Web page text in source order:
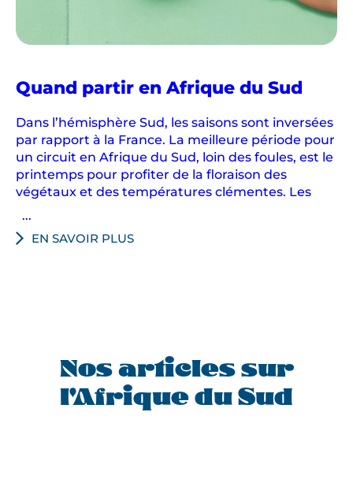
Quand partir en Afrique du Sud
Dans l’hémisphère Sud, les saisons sont inversées
par rapport à la France. La meilleure période pour
un circuit en Afrique du Sud, loin des foules, est le
printemps pour profiter de la floraison des
végétaux et des températures clémentes. Les
...
EN SAVOIR PLUS
Nos articles sur
l'Afrique du Sud